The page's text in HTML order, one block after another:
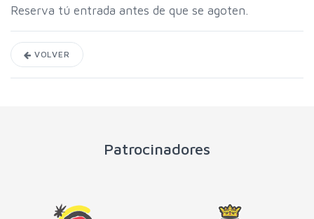
Reserva tú entrada antes de que se agoten.
VOLVER
Patrocinadores